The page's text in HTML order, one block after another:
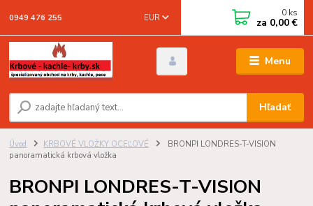
Menu
EUR
Hľadať
0949 476 255 0 ks
za 0,00 €
Úvod KRBOVÉ VLOŽKY OCEĽOVÉ
BRONPI LONDRES-T-VISION
panoramatická krbová vložka
BRONPI LONDRES-T-VISION